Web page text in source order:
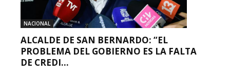
NACIONAL
ALCALDE DE SAN BERNARDO: “EL
PROBLEMA DEL GOBIERNO ES LA FALTA
DE CREDI...